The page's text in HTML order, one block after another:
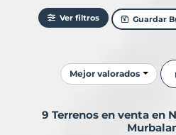
Ver filtros Guardar
Ordenar resultados
Mejor valorados
9 Terrenos en venta en